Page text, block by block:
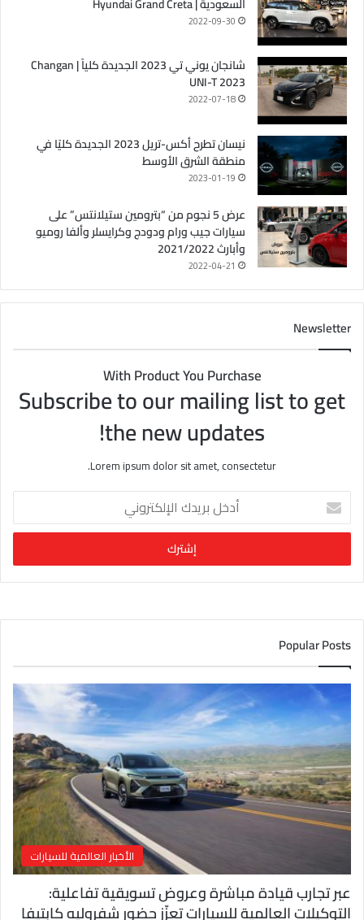
2022-09-30
شانجان يوني تي 2023 الجديدة كلياً | Changan
UNI-T 2023
2022-07-18
نيسان تطرح أكس-تريل 2023 الجديدة كليًا في
منطقة الشرق الأوسط
2023-01-19
عرض 5 نجوم من “بترومين ستيلانتس” على
سيارات جيب ورام ودودج وكرايسلر وألفا روميو
وأبارث 2021/2022
2022-04-21
Newsletter
With Product You Purchase
Subscribe to our mailing list to get
the new updates!
Lorem ipsum dolor sit amet, consectetur.
خ
ب
ر
د
ا
ل
إ
ل
ك
ت
ر
و
ن
ي
Popular Posts
الأخبار العالمية للسيارات
عبر تجارب قيادة مباشرة وعروض تسويقية تفاعلية:
التوكيلات العالمية للسيارات تعزّز حضور شفروليه كابتيفا